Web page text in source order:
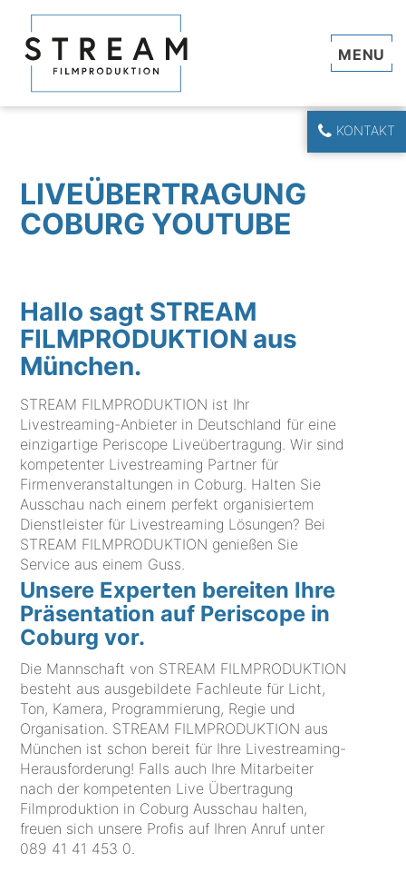
KONTAKT
LIVEÜBERTRAGUNG
COBURG YOUTUBE
Hallo sagt STREAM
FILMPRODUKTION aus
München.
STREAM FILMPRODUKTION ist Ihr
Livestreaming-Anbieter in Deutschland für eine
einzigartige Periscope Liveübertragung. Wir sind
kompetenter Livestreaming Partner für
Firmenveranstaltungen in Coburg. Halten Sie
Ausschau nach einem perfekt organisiertem
Dienstleister für Livestreaming Lösungen? Bei
STREAM FILMPRODUKTION genießen Sie
Service aus einem Guss.
Unsere Experten bereiten Ihre
Präsentation auf Periscope in
Coburg vor.
Die Mannschaft von STREAM FILMPRODUKTION
besteht aus ausgebildete Fachleute für Licht,
Ton, Kamera, Programmierung, Regie und
Organisation. STREAM FILMPRODUKTION aus
München ist schon bereit für Ihre Livestreaming-
Herausforderung! Falls auch Ihre Mitarbeiter
nach der kompetenten Live Übertragung
Filmproduktion in Coburg Ausschau halten,
freuen sich unsere Profis auf Ihren Anruf unter
089 41 41 453 0